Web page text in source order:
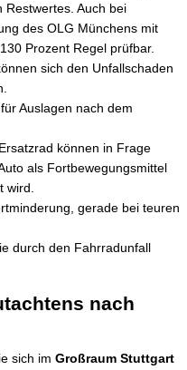
Restwertes. Auch bei
des OLG Münchens mit
Prozent Regel prüfbar.
sich den Unfallschaden
Auslagen nach dem
können in Frage
als Fortbewegungsmittel
wird.
gerade bei teuren
durch den Fahrradunfall
nach
sich im Großraum Stuttgart